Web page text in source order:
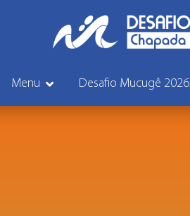
Menu Desafio Mucugê 2026